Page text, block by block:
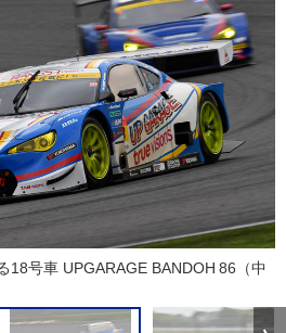
18号車 UPGARAGE BANDOH 86（中